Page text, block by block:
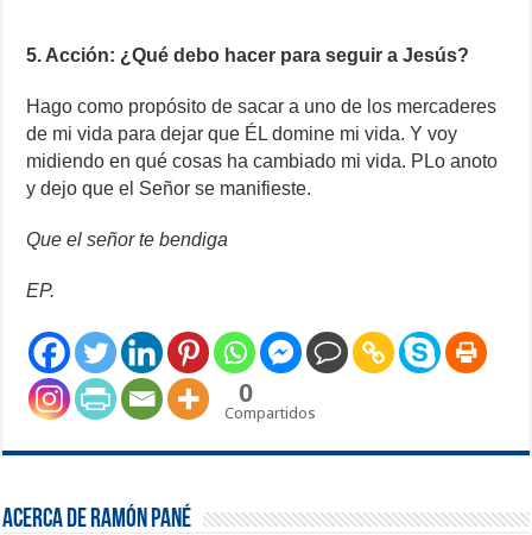
5. Acción: ¿Qué debo hacer para seguir a Jesús?
Hago como propósito de sacar a uno de los mercaderes
de mi vida para dejar que ÉL domine mi vida. Y voy
midiendo en qué cosas ha cambiado mi vida. PLo anoto
y dejo que el Señor se manifieste.
Que el señor te bendiga
EP.
0
Compartidos
Acerca de Ramón Pané